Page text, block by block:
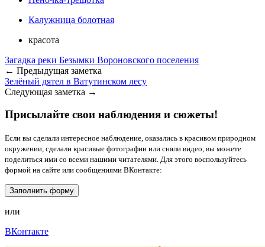
Калужница болотная
красота
Загадка реки Безымки Вороновского поселения
← Предыдущая заметка
Зелёный дятел в Ватутинском лесу
Следующая заметка →
Присылайте свои наблюдения и сюжеты!
Если вы сделали интересное наблюдение, оказались в красивом природном
окружении, сделали красивые фотографии или сняли видео, вы можете
поделиться ими со всеми нашими читателями. Для этого воспользуйтесь
формой на сайте или сообщениями ВКонтакте:
Заполнить форму
или
ВКонтакте